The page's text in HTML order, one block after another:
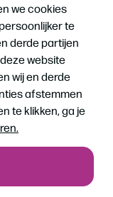
we cookies
te
derde partijen
website
wij en derde
afstemmen
te klikken, ga je